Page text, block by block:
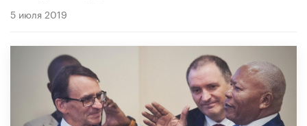
5 июля 2019